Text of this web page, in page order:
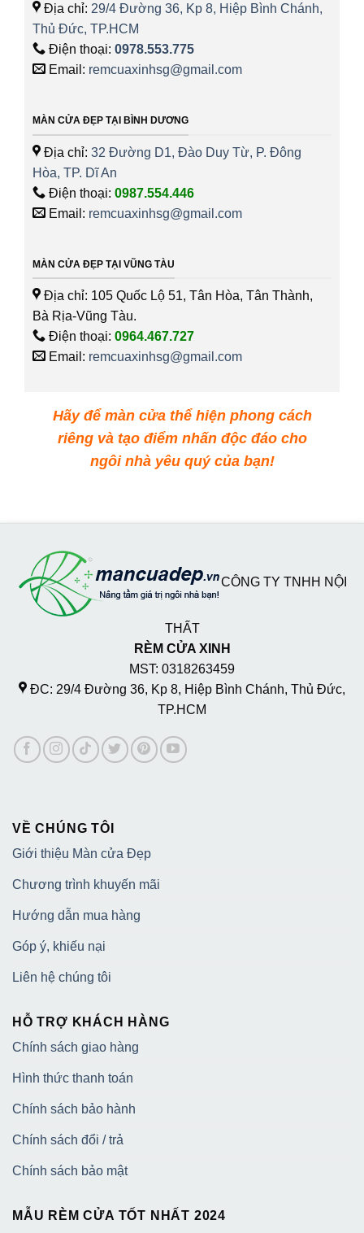
Địa chỉ: 29/4 Đường 36, Kp 8, Hiệp Bình Chánh,
Thủ Đức, TP.HCM
Điện thoại: 0978.553.775
Email: remcuaxinhsg@gmail.com
MÀN CỬA ĐẸP TẠI BÌNH DƯƠNG
Địa chỉ: 32 Đường D1, Đào Duy Từ, P. Đông
Hòa, TP. Dĩ An
Điện thoại: 0987.554.446
Email: remcuaxinhsg@gmail.com
MÀN CỬA ĐẸP TẠI VŨNG TÀU
Địa chỉ: 105 Quốc Lộ 51, Tân Hòa, Tân Thành,
Bà Rịa-Vũng Tàu.
Điện thoại: 0964.467.727
Email: remcuaxinhsg@gmail.com
Hãy để màn cửa thể hiện phong cách
riêng và tạo điểm nhấn độc đáo cho
ngôi nhà yêu quý của bạn!
CÔNG TY TNHH NỘI
THẤT
RÈM CỬA XINH
MST: 0318263459
ĐC: 29/4 Đường 36, Kp 8, Hiệp Bình Chánh, Thủ Đức,
TP.HCM
VỀ CHÚNG TÔI
Giới thiệu Màn cửa Đẹp
Chương trình khuyến mãi
Hướng dẫn mua hàng
Góp ý, khiếu nại
Liên hệ chúng tôi
HỖ TRỢ KHÁCH HÀNG
Chính sách giao hàng
Hình thức thanh toán
Chính sách bảo hành
Chính sách đổi / trả
Chính sách bảo mật
MẪU RÈM CỬA TỐT NHẤT 2024